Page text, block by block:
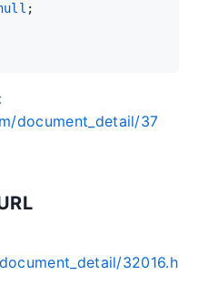
;
document_detail/37
32016.h